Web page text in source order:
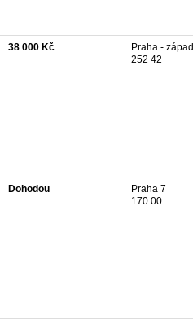
38 000 Kč
Praha - západ
252 42
Dohodou
Praha 7
170 00